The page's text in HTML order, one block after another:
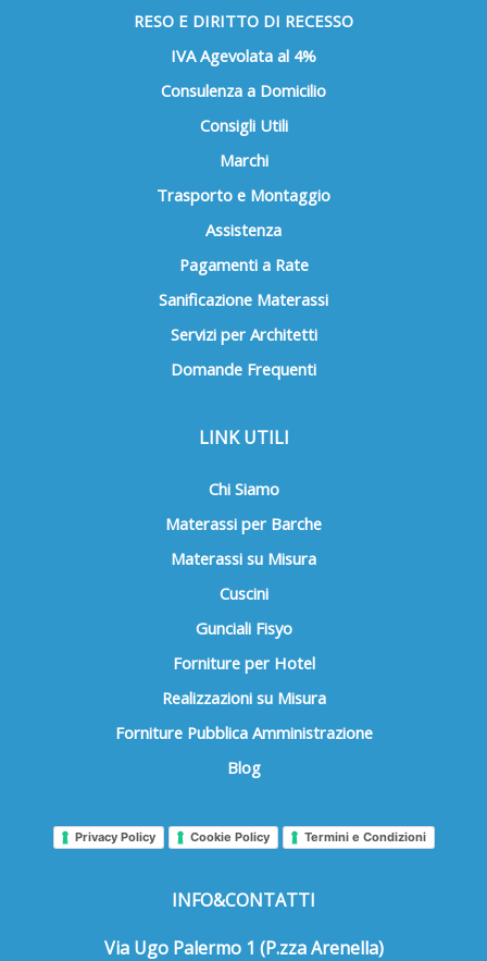
RESO E DIRITTO DI RECESSO
IVA Agevolata al 4%
Consulenza a Domicilio
Consigli Utili
Marchi
Trasporto e Montaggio
Assistenza
Pagamenti a Rate
Sanificazione Materassi
Servizi per Architetti
Domande Frequenti
LINK UTILI
Chi Siamo
Materassi per Barche
Materassi su Misura
Cuscini
Gunciali Fisyo
Forniture per Hotel
Realizzazioni su Misura
Forniture Pubblica Amministrazione
Blog
Privacy Policy Cookie Policy Termini e Condizioni
INFO&CONTATTI
Via Ugo Palermo 1 (P.zza Arenella)